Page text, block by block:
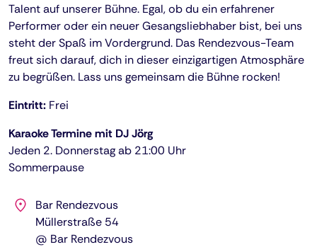
Talent auf unserer Bühne. Egal, ob du ein erfahrener
Performer oder ein neuer Gesangsliebhaber bist, bei uns
steht der Spaß im Vordergrund. Das Rendezvous-Team
freut sich darauf, dich in dieser einzigartigen Atmosphäre
zu begrüßen. Lass uns gemeinsam die Bühne rocken!
Eintritt: Frei
Karaoke Termine mit DJ Jörg
Jeden 2. Donnerstag ab 21:00 Uhr
Sommerpause
Bar Rendezvous
Müllerstraße 54
@ Bar Rendezvous